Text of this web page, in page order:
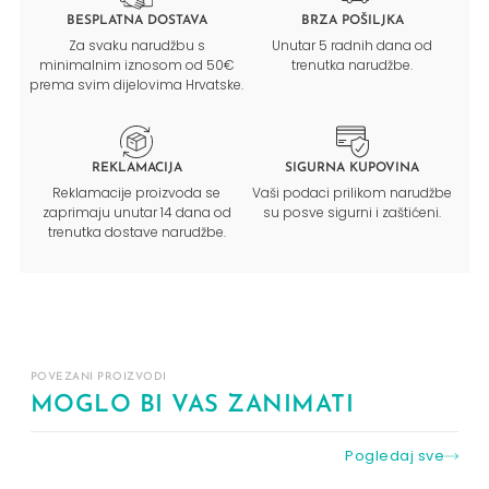
BESPLATNA DOSTAVA
Za svaku narudžbu s
minimalnim iznosom od 50€
prema svim dijelovima Hrvatske.
BRZA POŠILJKA
Unutar 5 radnih dana od
trenutka narudžbe.
REKLAMACIJA
Reklamacije proizvoda se
zaprimaju unutar 14 dana od
trenutka dostave narudžbe.
SIGURNA KUPOVINA
Vaši podaci prilikom narudžbe
su posve sigurni i zaštićeni.
POVEZANI PROIZVODI
MOGLO BI VAS ZANIMATI
Pogledaj sve